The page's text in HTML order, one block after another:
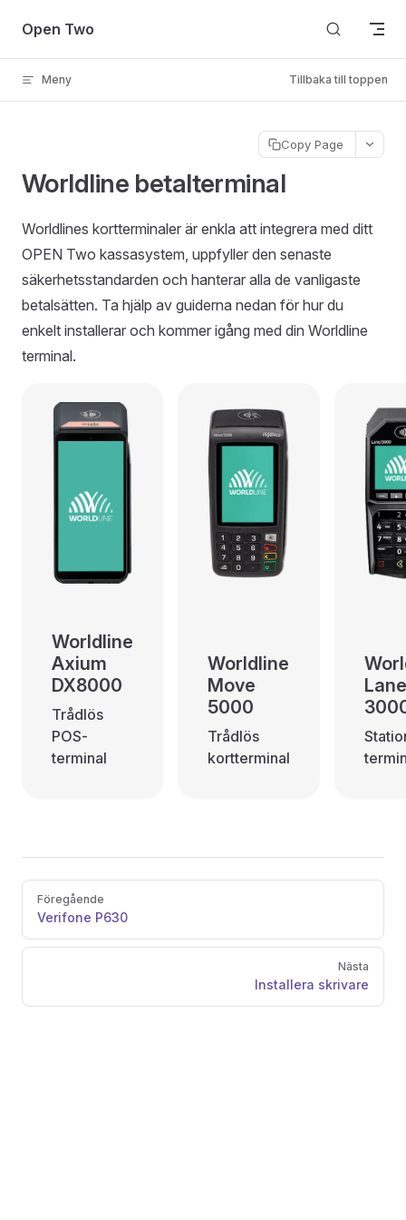
Skip to content
Open Two
Meny Tillbaka till toppen
Copy Page
Worldline betalterminal
Worldlines kortterminaler är enkla att integrera med ditt
OPEN Two kassasystem, uppfyller den senaste
säkerhetsstandarden och hanterar alla de vanligaste
betalsätten. Ta hjälp av guiderna nedan för hur du
enkelt installerar och kommer igång med din Worldline
terminal.
Worldline
Axium
DX8000
Trådlös
POS-
terminal
Worldline
Move
5000
Trådlös
kortterminal
Lane
Pager
Föregående
Verifone P630
Nästa
Installera skrivare